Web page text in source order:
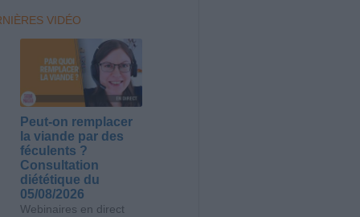
VIDÉO
Peut-on remplacer
la viande par des
féculents ?
Consultation
diététique du
05/08/2026
Webinaires en direct